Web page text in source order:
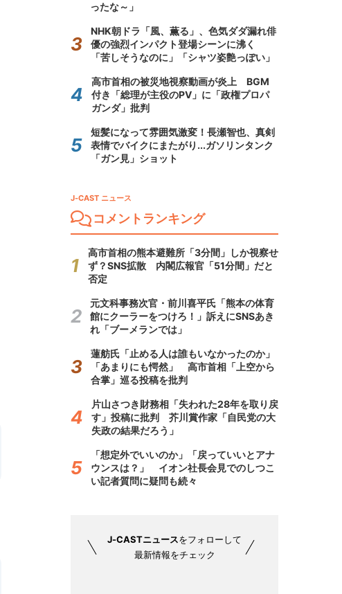
ったな～」
NHK朝ドラ「風、薫る」、色気ダダ漏れ俳
優の強烈インパクト登場シーンに沸く
「苦しそうなのに」「シャツ姿艶っぽい」
高市首相の被災地視察動画が炎上 BGM
付き「総理が主役のPV」に「政権プロパ
ガンダ」批判
短髪になって雰囲気激変！長瀬智也、真剣
表情でバイクにまたがり...ガソリンタンク
「ガン見」ショット
J-CAST ニュース
コメントランキング
高市首相の熊本避難所「3分間」しか視察せ
ず？SNS拡散 内閣広報官「51分間」だと
否定
元文科事務次官・前川喜平氏「熊本の体育
館にクーラーをつけろ！」訴えにSNSあき
れ「ブーメランでは」
蓮舫氏「止める人は誰もいなかったのか」
「あまりにも愕然」 高市首相「上空から
合掌」巡る投稿を批判
片山さつき財務相「失われた28年を取り戻
す」投稿に批判 芥川賞作家「自民党の大
失政の結果だろう」
「想定外でいいのか」「戻っていいとアナ
ウンスは？」 イオン社長会見でのしつこ
い記者質問に疑問も続々
J-CASTニュースをフォローして
最新情報をチェック